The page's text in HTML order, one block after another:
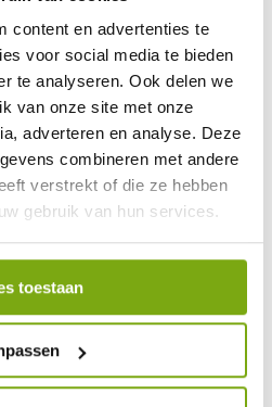
content en advertenties te
voor social media te bieden
te analyseren. Ook delen we
van onze site met onze
adverteren en analyse. Deze
combineren met andere
verstrekt of die ze hebben
gebruik van hun services.
toestaan